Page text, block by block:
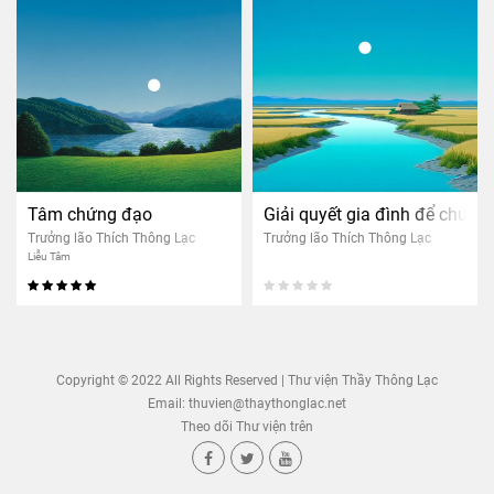
Tâm chứng đạo
Trưởng lão Thích Thông Lạc
Liễu Tâm
Giải quyết gia đình để
Trưởng lão Thích Thông Lạc
Copyright © 2022 All Rights Reserved | Thư viện Thầy Thông Lạc
Email: thuvien@thaythonglac.net
Theo dõi Thư viện trên